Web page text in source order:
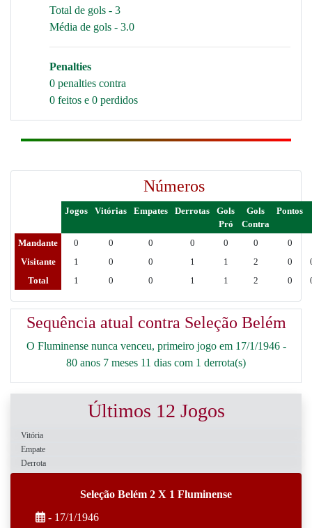
Total de gols - 3
Média de gols - 3.0
Penalties
0 penalties contra
0 feitos e 0 perdidos
Números
Jogos Vitórias Empates Derrotas
Gols
Pró
Gols
Contra
Pontos
Mandante 0 0 0 0 0 0
0
Visitante
1 0 0 1 1 2 0
Total
1 0 0 1 1 2 0
Sequência atual contra Seleção Belém
O Fluminense nunca venceu, primeiro jogo em 17/1/1946 -
80 anos 7 meses 11 dias com 1 derrota(s)
Últimos 12 Jogos
Vitória
Empate
Derrota
Seleção Belém 2 X 1 Fluminense
- 17/1/1946